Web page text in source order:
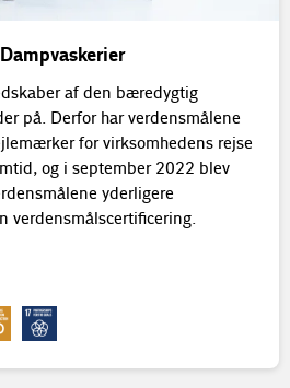
af den bæredygtig
på. Derfor har verdensmålene
for virksomhedens rejse
og i september 2022 blev
yderligere
verdensmålscertificering.